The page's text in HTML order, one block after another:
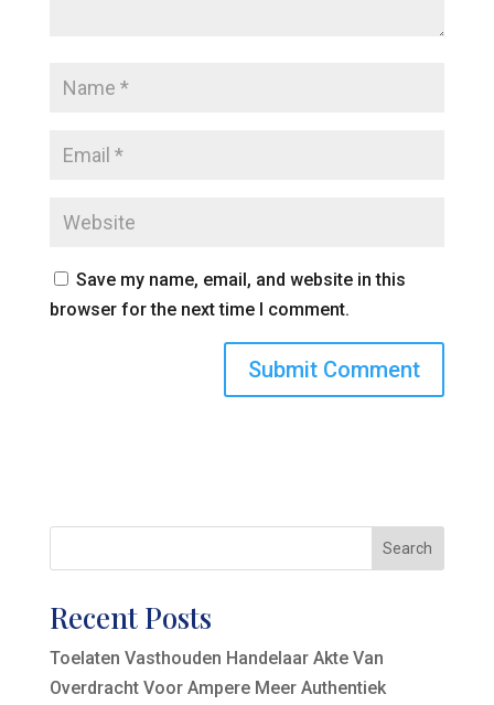
Save my name, email, and website in this
browser for the next time I comment.
Search
Recent Posts
Toelaten Vasthouden Handelaar Akte Van
Overdracht Voor Ampere Meer Authentiek